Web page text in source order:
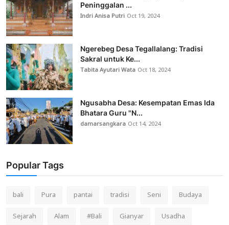
Peninggalan ...
Indri Anisa Putri Oct 19, 2024
Ngerebeg Desa Tegallalang: Tradisi
Sakral untuk Ke...
Tabita Ayutari Wata Oct 18, 2024
Ngusabha Desa: Kesempatan Emas Ida
Bhatara Guru "N...
damarsangkara Oct 14, 2024
Popular Tags
bali Pura pantai tradisi Seni
Budaya
Sejarah
Alam #Bali Gianyar
Usadha